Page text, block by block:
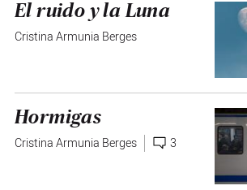
El ruido y la Luna
Cristina Armunia Berges
Hormigas
Cristina Armunia Berges 3